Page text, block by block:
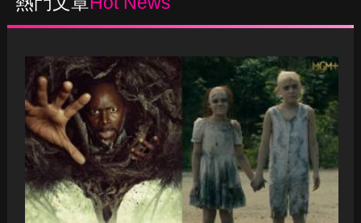
2024-05-03 13:48
熱門文章Hot News